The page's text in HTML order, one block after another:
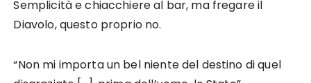
Semplicità e chiacchiere al bar, ma fregare il
Diavolo, questo proprio no.
“Non mi importa un bel niente del destino di quel